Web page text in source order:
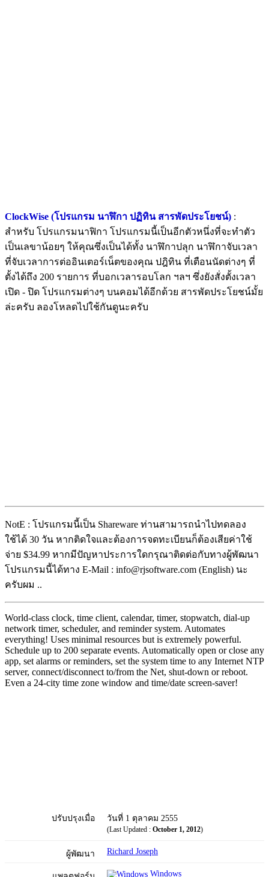
ClockWise (โปรแกรม นาฬิกา ปฏิทิน สารพัดประโยชน์) :
สำหรับ โปรแกรมนาฟิกา โปรแกรมนี้เป็นอีกตัวหนึ่งที่จะทำตัว
เป็นเลขาน้อยๆ ให้คุณซึ่งเป็นได้ทั้ง นาฬิกาปลุก นาฬิกาจับเวลา
ที่จับเวลาการต่ออินเตอร์เน็ตของคุณ ปฎิทิน ที่เตือนนัดต่างๆ ที่
ตั้งได้ถึง 200 รายการ ที่บอกเวลารอบโลก ฯลฯ ซึ่งยังสั่งตั้งเวลา
เปิด - ปิด โปรแกรมต่างๆ บนคอมได้อีกด้วย สารพัดประโยชน์มั้ย
ล่ะครับ ลองโหลดไปใช้กันดูนะครับ
NotE : โปรแกรมนี้เป็น Shareware ท่านสามารถนำไปทดลอง
ใช้ได้ 30 วัน หากติดใจและต้องการจดทะเบียนก็ต้องเสียค่าใช้
จ่าย $34.99 หากมีปัญหาประการใดกรุณาติดต่อกับทางผู้พัฒนา
โปรแกรมนี้ได้ทาง E-Mail : info@rjsoftware.com (English) นะ
ครับผม ..
World-class clock, time client, calendar, timer, stopwatch, dial-up
network timer, scheduler, and reminder system. Automates
everything! Uses minimal resources but is extremely powerful.
Schedule up to 200 separate events. Automatically open or close any
app, set alarms or reminders, set the system time to any Internet NTP
server, connect/disconnect to/from the Net, shut-down or reboot.
Even a 24-city time zone window and time/date screen-saver!
ปรับปรุงเมื่อ วันที่ 1 ตุลาคม 2555
(Last Updated : October 1, 2012)
ผู้พัฒนา Richard Joseph
Windows